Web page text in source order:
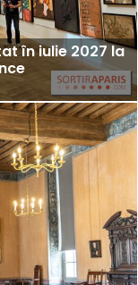
în iulie 2027 la